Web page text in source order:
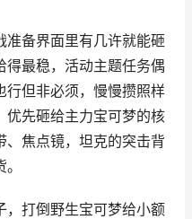
准备界面里有几许就能砸
得最稳，活动主题任务偶
行但非必须，慢慢攒照样
优先砸给主力宝可梦的核
、焦点镜，坦克的突击背
，打倒野生宝可梦给小额